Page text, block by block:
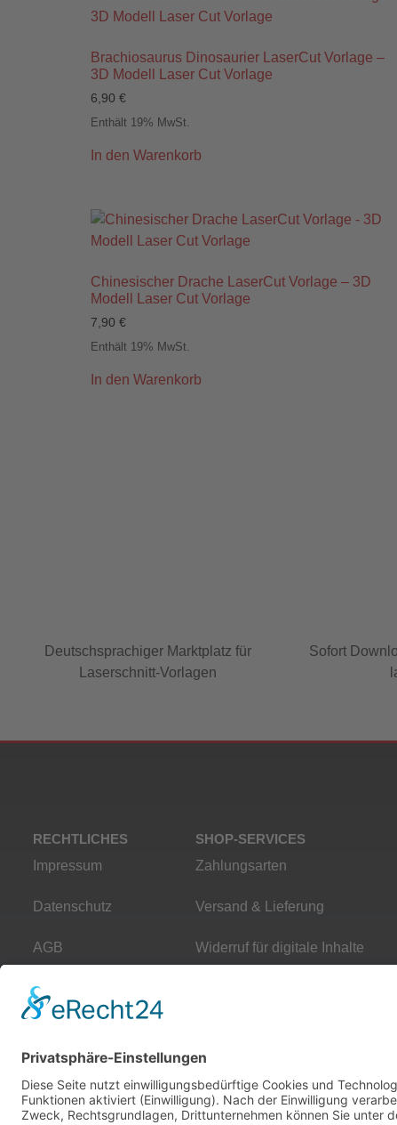
Brachiosaurus Dinosaurier LaserCut Vorlage –
3D Modell Laser Cut Vorlage
6,90 €
Enthält 19% MwSt.
In den Warenkorb
Chinesischer Drache LaserCut Vorlage – 3D
Modell Laser Cut Vorlage
7,90 €
Enthält 19% MwSt.
In den Warenkorb
Deutschsprachiger Marktplatz für
Laserschnitt-Vorlagen
Sofort
RECHTLICHES
Impressum
Datenschutz
AGB
SHOP-SERVICES
Zahlungsarten
Versand & Lieferung
Widerruf für digitale Inhalte